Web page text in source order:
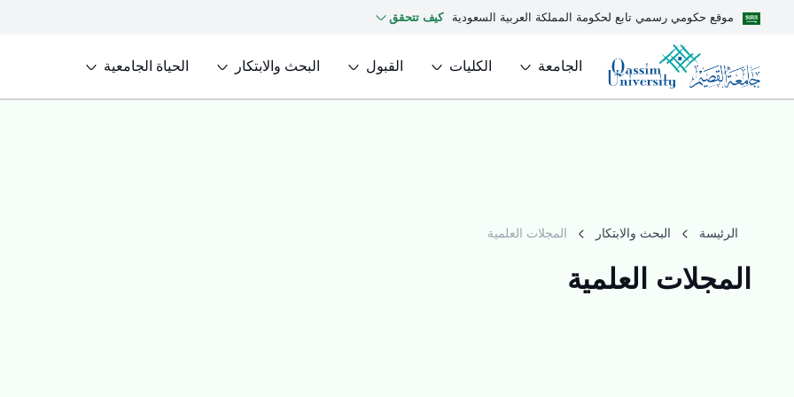
موقع حكومي رسمي تابع لحكومة المملكة العربية السعودية كيف تتحقق
الجامعة الكليات القبول البحث والابتكار الحياة الجامعية
الرئيسة البحث والابتكار المجلات العلمية
المجلات العلمية